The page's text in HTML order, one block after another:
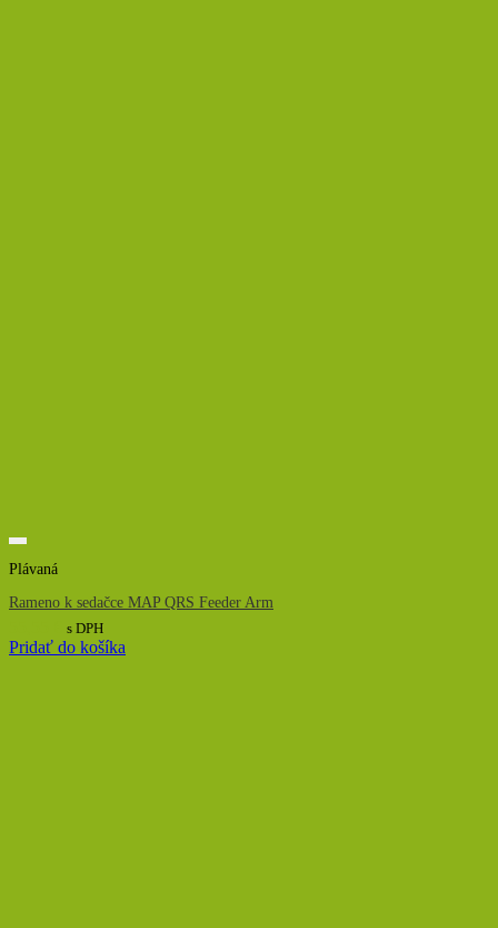
Plávaná
Rameno k sedačce MAP QRS Feeder Arm
s DPH
Pridať do košíka